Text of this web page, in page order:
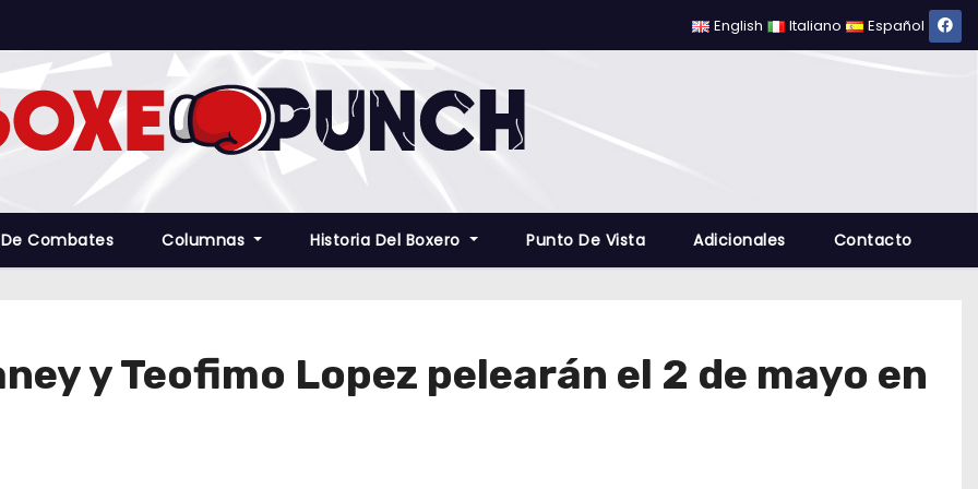
English Italiano Español
Combates Columnas Historia Del Boxero Punto De Vista Adicionales Contacto
y Teofimo Lopez pelearán el 2 de mayo en